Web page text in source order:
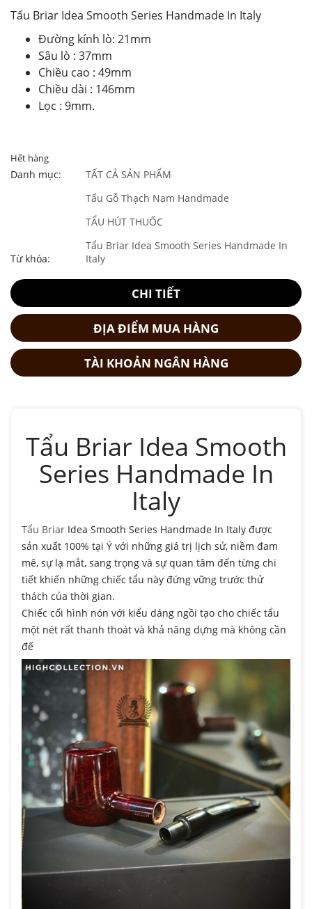
Tẩu Briar Idea Smooth Series Handmade In Italy
Đường kính lò: 21mm
Sâu lò : 37mm
Chiều cao : 49mm
Chiều dài : 146mm
Lọc : 9mm.
Hết hàng
Danh mục:
TẤT CẢ SẢN PHẨM
Tẩu Gỗ Thạch Nam Handmade
TẨU HÚT THUỐC
Từ khóa:
Tẩu Briar Idea Smooth Series Handmade In
Italy
CHI TIẾT
ĐỊA ĐIỂM MUA HÀNG
TÀI KHOẢN NGÂN HÀNG
Tẩu Briar Idea Smooth
Series Handmade In
Italy
Tẩu Briar Idea Smooth Series Handmade In Italy được
sản xuất 100% tại Ý với những giá trị lịch sử, niềm đam
mê, sự lạ mắt, sang trọng và sự quan tâm đến từng chi
tiết khiến những chiếc tẩu này đứng vững trước thử
thách của thời gian.
Chiếc cối hình nón với kiểu dáng ngồi tạo cho chiếc tẩu
một nét rất thanh thoát và khả năng dựng mà không cần
đế